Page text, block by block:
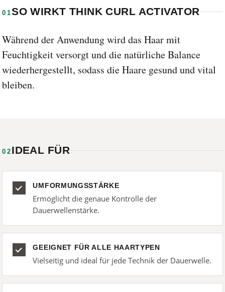
01SO WIRKT THINK CURL ACTIVATOR
Während der Anwendung wird das Haar mit
Feuchtigkeit versorgt und die natürliche Balance
wiederhergestellt, sodass die Haare gesund und vital
bleiben.
02 IDEAL FÜR
UMFORMUNGSSTÄRKE
Ermöglicht die genaue Kontrolle der
Dauerwellenstärke.
GEEIGNET FÜR ALLE HAARTYPEN
Vielseitig und ideal für jede Technik der Dauerwelle.